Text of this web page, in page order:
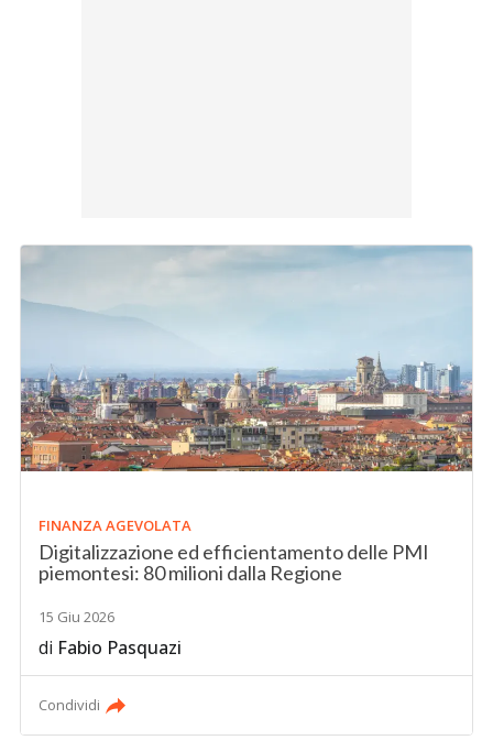
FINANZA AGEVOLATA
Digitalizzazione ed efficientamento delle PMI
piemontesi: 80 milioni dalla Regione
15 Giu 2026
di Fabio Pasquazi
Condividi